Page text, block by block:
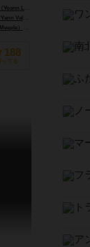
Levet）
Valéani）
） ジェム・クラブ・
188
ってる